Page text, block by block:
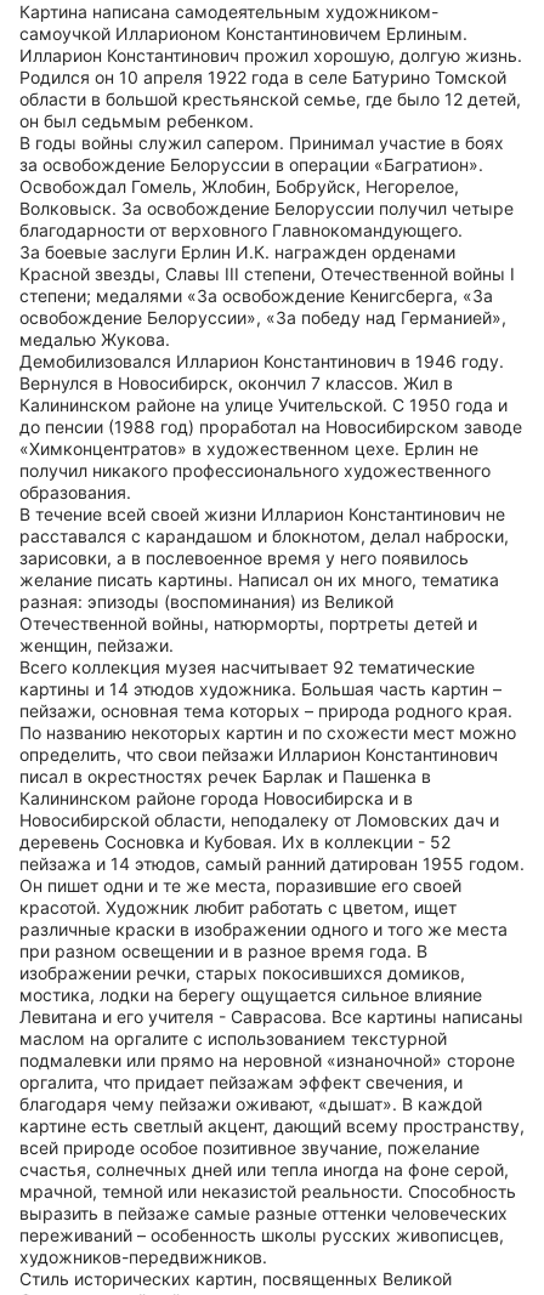
Картина написана самодеятельным художником-
самоучкой Илларионом Константиновичем Ерлиным.
Илларион Константинович прожил хорошую, долгую жизнь.
Родился он 10 апреля 1922 года в селе Батурино Томской
области в большой крестьянской семье, где было 12 детей,
он был седьмым ребенком.
В годы войны служил сапером. Принимал участие в боях
за освобождение Белоруссии в операции «Багратион».
Освобождал Гомель, Жлобин, Бобруйск, Негорелое,
Волковыск. За освобождение Белоруссии получил четыре
благодарности от верховного Главнокомандующего.
За боевые заслуги Ерлин И.К. награжден орденами
Красной звезды, Славы III степени, Отечественной войны I
степени; медалями «За освобождение Кенигсберга, «За
освобождение Белоруссии», «За победу над Германией»,
медалью Жукова.
Демобилизовался Илларион Константинович в 1946 году.
Вернулся в Новосибирск, окончил 7 классов. Жил в
Калининском районе на улице Учительской. С 1950 года и
до пенсии (1988 год) проработал на Новосибирском заводе
«Химконцентратов» в художественном цехе. Ерлин не
получил никакого профессионального художественного
образования.
В течение всей своей жизни Илларион Константинович не
расставался с карандашом и блокнотом, делал наброски,
зарисовки, а в послевоенное время у него появилось
желание писать картины. Написал он их много, тематика
разная: эпизоды (воспоминания) из Великой
Отечественной войны, натюрморты, портреты детей и
женщин, пейзажи.
Всего коллекция музея насчитывает 92 тематические
картины и 14 этюдов художника. Большая часть картин –
пейзажи, основная тема которых – природа родного края.
По названию некоторых картин и по схожести мест можно
определить, что свои пейзажи Илларион Константинович
писал в окрестностях речек Барлак и Пашенка в
Калининском районе города Новосибирска и в
Новосибирской области, неподалеку от Ломовских дач и
деревень Сосновка и Кубовая. Их в коллекции - 52
пейзажа и 14 этюдов, самый ранний датирован 1955 годом.
Он пишет одни и те же места, поразившие его своей
красотой. Художник любит работать с цветом, ищет
различные краски в изображении одного и того же места
при разном освещении и в разное время года. В
изображении речки, старых покосившихся домиков,
мостика, лодки на берегу ощущается сильное влияние
Левитана и его учителя - Саврасова. Все картины написаны
маслом на оргалите с использованием текстурной
подмалевки или прямо на неровной «изнаночной» стороне
оргалита, что придает пейзажам эффект свечения, и
благодаря чему пейзажи оживают, «дышат». В каждой
картине есть светлый акцент, дающий всему пространству,
всей природе особое позитивное звучание, пожелание
счастья, солнечных дней или тепла иногда на фоне серой,
мрачной, темной или неказистой реальности. Способность
выразить в пейзаже самые разные оттенки человеческих
переживаний – особенность школы русских живописцев,
художников-передвижников.
Стиль исторических картин, посвященных Великой